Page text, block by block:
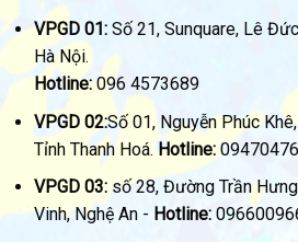
VPGD 01:Số 21, Sunquare, Lê
Hà Nội.
Hotline:096 4573689
VPGD 02:Số 01, Nguyễn Phúc
Tỉnh Thanh Hoá.Hotline:
VPGD 03:số 28, Đường Trần
Vinh, Nghệ An - Hotline: